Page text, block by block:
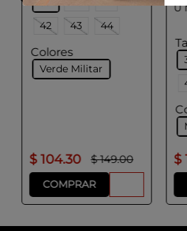
42
43 44
Colores
Verde Militar
$ 104.30 $ 149.00
COMPRAR
U
$